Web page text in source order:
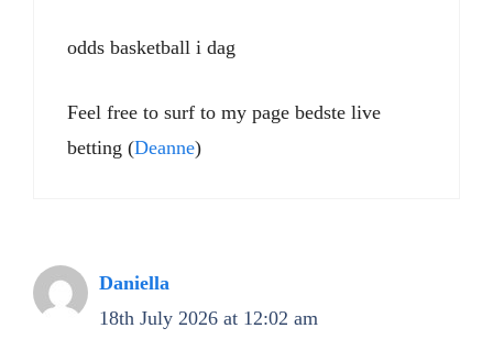
odds basketball i dag
Feel free to surf to my page bedste live
betting (Deanne)
Daniella
18th July 2026 at 12:02 am